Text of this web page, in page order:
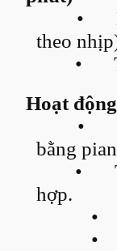
•
theo
•
Hoạt
•
bằng
•
hợp.
•
•